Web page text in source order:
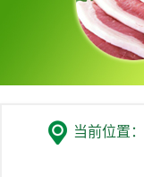
当前位置：